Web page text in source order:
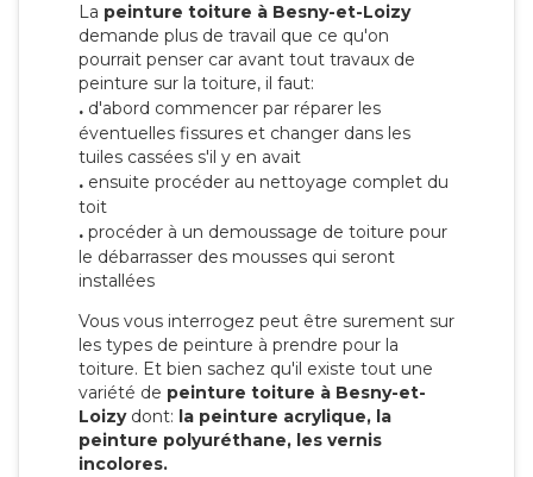
La peinture toiture à Besny-et-Loizy
demande plus de travail que ce qu'on
pourrait penser car avant tout travaux de
peinture sur la toiture, il faut:
. d'abord commencer par réparer les
éventuelles fissures et changer dans les
tuiles cassées s'il y en avait
. ensuite procéder au nettoyage complet du
toit
. procéder à un demoussage de toiture pour
le débarrasser des mousses qui seront
installées
Vous vous interrogez peut être surement sur
les types de peinture à prendre pour la
toiture. Et bien sachez qu'il existe tout une
variété de peinture toiture à Besny-et-
Loizy dont: la peinture acrylique, la
peinture polyuréthane, les vernis
incolores.